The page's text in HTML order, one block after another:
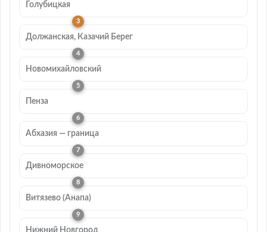
Голубицкая
Должанская, Казачий Берег
Новомихайловский
Пенза
Абхазия — граница
Дивноморское
Витязево (Анапа)
Нижний Новгород